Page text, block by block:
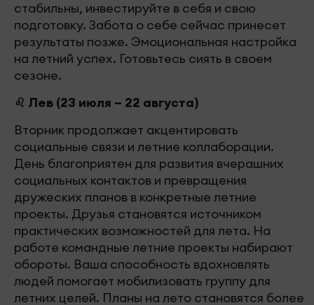
стабильны, инвестируйте в себя и свою
подготовку. Забота о себе сейчас принесет
результаты позже. Эмоциональная настройка
на летний успех. Готовьтесь сиять в своем
сезоне.
♌ Лев (23 июля – 22 августа)
Вторник продолжает акцентировать
социальные связи и летние коллаборации.
День благоприятен для развития вчерашних
социальных контактов и превращения
дружеских планов в конкретные летние
проекты. Друзья становятся источником
практических возможностей для лета. На
работе командные летние проекты набирают
обороты. Ваша способность вдохновлять
людей помогает мобилизовать группу для
летних целей. Планы на лето становятся более